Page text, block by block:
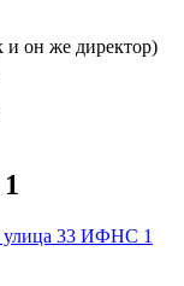
и он же директор)
ИФНС 1